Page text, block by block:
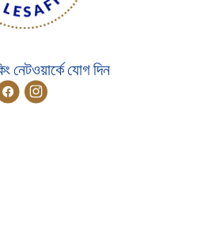
নেটওয়ার্কে যোগ দিন